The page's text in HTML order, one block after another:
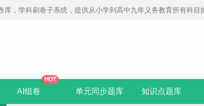
，学科刷卷子系统，提供从小学到高中九年义务教育所有科目
AI组卷
HOT
单元同步题库 知识点题库